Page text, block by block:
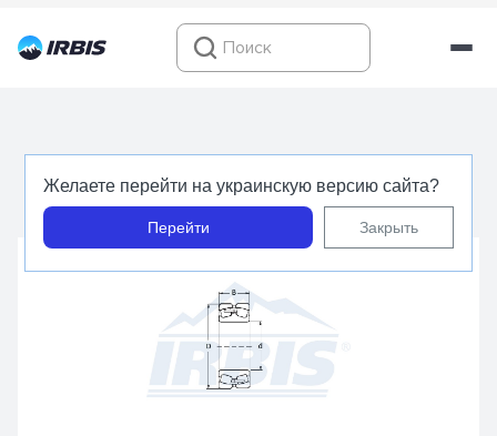
Желаете перейти на украинскую версию сайта?
Перейти Закрыть
3628 (22328 MBW33) - FBJ - Подшипник
роликовый сферический радиальный